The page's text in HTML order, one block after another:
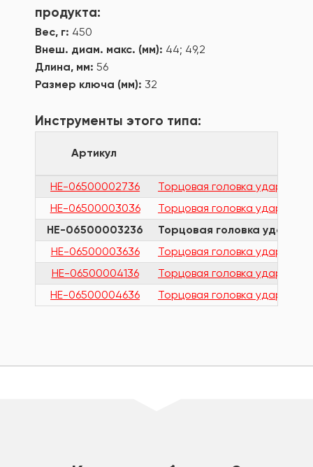
продукта:
Вес, г: 450
Внеш. диам. макс. (мм): 44; 49,2
Длина, мм: 56
Размер ключа (мм): 32
Инструменты этого типа:
Артикул
HE-06500002736
Торцовая головка ударная
HE-06500003036
Торцовая головка ударная
HE-06500003236
Торцовая головка
HE-06500003636
Торцовая головка ударная
HE-06500004136
Торцовая головка ударная
HE-06500004636
Торцовая головка ударная